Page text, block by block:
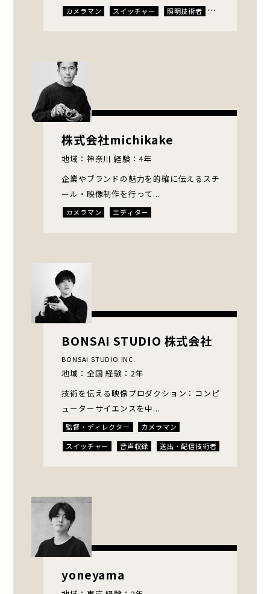
カメラマン
スイッチャー
照明技術者
音声収録
MAミキサー
CGアーティスト
テロップデザイナー
株式会社michikake
地域：神奈川 経験：4年
企業やブランドの魅力を的確に伝えるスチ
ール・映像制作を行って...
カメラマン エディター
BONSAI STUDIO 株式会社
BONSAI STUDIO INC.
地域：全国 経験：2年
技術を伝える映像プロダクション：コンピ
ューターサイエンスを中...
監督・ディレクター
カメラマン
スイッチャー
音声収録
送出・配信技術者
エディター
yoneyama